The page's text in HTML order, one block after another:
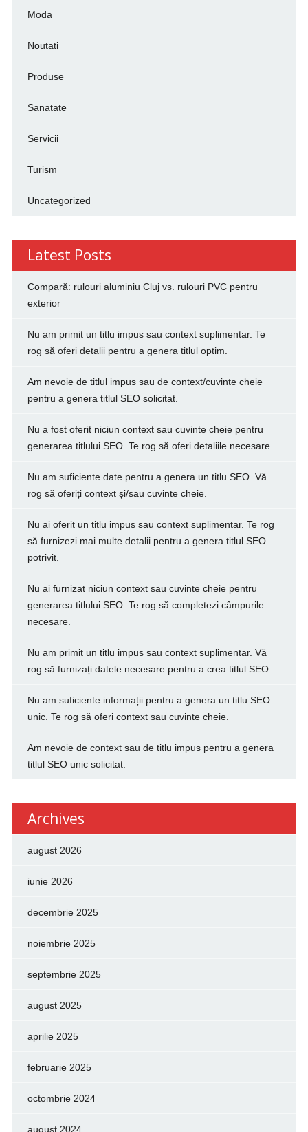
Moda
Noutati
Produse
Sanatate
Servicii
Turism
Uncategorized
Latest Posts
Compară: rulouri aluminiu Cluj vs. rulouri PVC pentru
exterior
Nu am primit un titlu impus sau context suplimentar. Te
rog să oferi detalii pentru a genera titlul optim.
Am nevoie de titlul impus sau de context/cuvinte cheie
pentru a genera titlul SEO solicitat.
Nu a fost oferit niciun context sau cuvinte cheie pentru
generarea titlului SEO. Te rog să oferi detaliile necesare.
Nu am suficiente date pentru a genera un titlu SEO. Vă
rog să oferiți context și/sau cuvinte cheie.
Nu ai oferit un titlu impus sau context suplimentar. Te rog
să furnizezi mai multe detalii pentru a genera titlul SEO
potrivit.
Nu ai furnizat niciun context sau cuvinte cheie pentru
generarea titlului SEO. Te rog să completezi câmpurile
necesare.
Nu am primit un titlu impus sau context suplimentar. Vă
rog să furnizați datele necesare pentru a crea titlul SEO.
Nu am suficiente informații pentru a genera un titlu SEO
unic. Te rog să oferi context sau cuvinte cheie.
Am nevoie de context sau de titlu impus pentru a genera
titlul SEO unic solicitat.
Archives
august 2026
iunie 2026
decembrie 2025
noiembrie 2025
septembrie 2025
august 2025
aprilie 2025
februarie 2025
octombrie 2024
august 2024